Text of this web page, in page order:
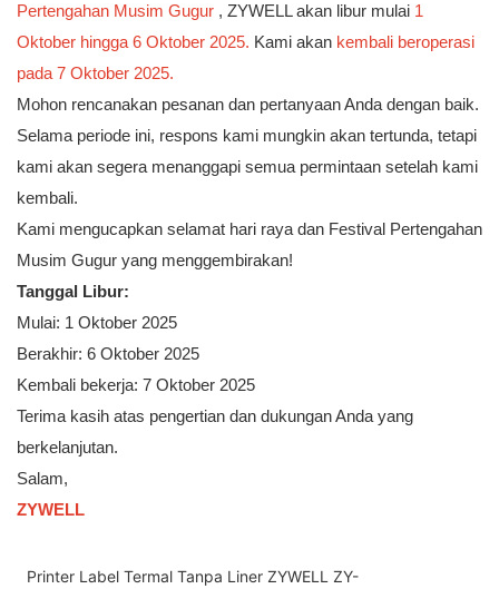
Pertengahan Musim Gugur , ZYWELL akan libur mulai 1
Oktober hingga 6 Oktober 2025. Kami akan kembali beroperasi
pada 7 Oktober 2025.
Mohon rencanakan pesanan dan pertanyaan Anda dengan baik.
Selama periode ini, respons kami mungkin akan tertunda, tetapi
kami akan segera menanggapi semua permintaan setelah kami
kembali.
Kami mengucapkan selamat hari raya dan Festival Pertengahan
Musim Gugur yang menggembirakan!
Tanggal Libur:
Mulai: 1 Oktober 2025
Berakhir: 6 Oktober 2025
Kembali bekerja: 7 Oktober 2025
Terima kasih atas pengertian dan dukungan Anda yang
berkelanjutan.
Salam,
ZYWELL
Printer Label Termal Tanpa Liner ZYWELL ZY-